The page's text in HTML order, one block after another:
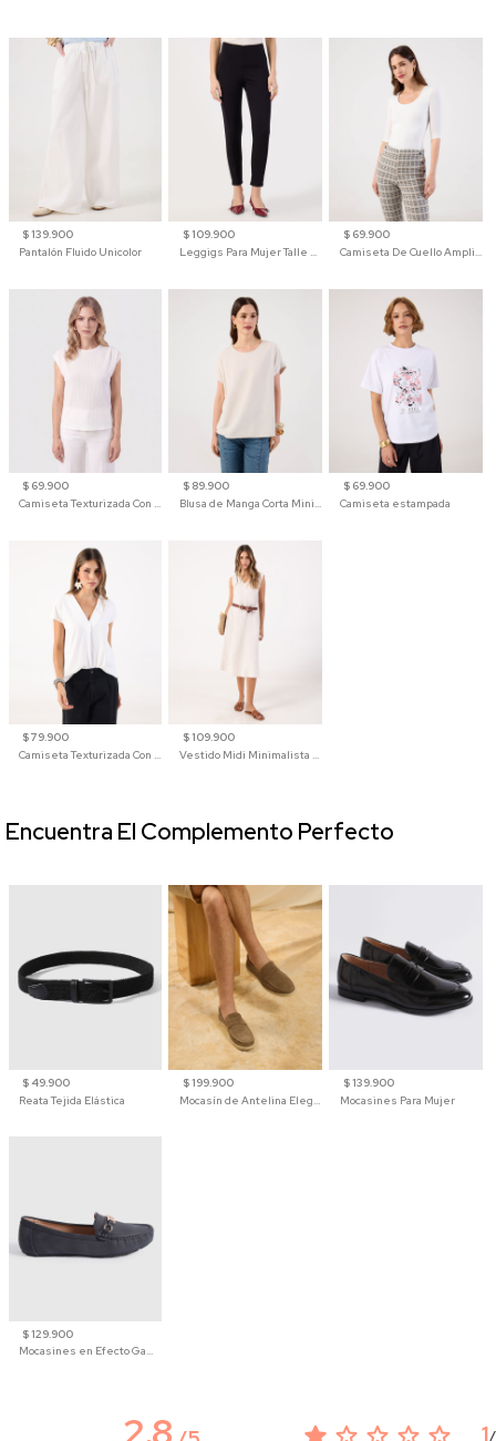
$ 139.900
Pantalón Fluido Unicolor
$ 109.900
Leggigs Para Mujer Talle Alto Liso
$ 69.900
Camiseta De Cuello Amplio Y Manga 3/4 Para Mujer
$ 69.900
Camiseta Texturizada Con Hombro Caído Para Mujer
$ 89.900
Blusa de Manga Corta Minimalista para Mujer
$ 69.900
Camiseta estampada
$ 79.900
Camiseta Texturizada Con Cuello En V Para Mujer
$ 109.900
Vestido Midi Minimalista De Silueta Amplia
$ 49.900
Reata Tejida Elástica
$ 199.900
$ 139.900
Mocasines Para Mujer
$ 129.900
Mocasines en Efecto Gamuzado Para Mujer
Encuentra El Complemento Perfecto
1